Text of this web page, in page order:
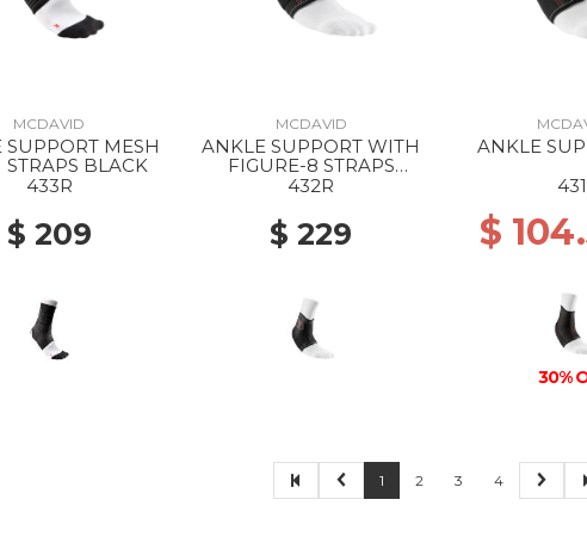
MCDAVID
SUPPORT MESH
BLACK
433R
$ 209
MCDAVID
ANKLE SUPPORT WITH
FIGURE-8 STRAPS
BLACK
432R
$ 229
ANKLE
431
$
30%
1 2 3 4